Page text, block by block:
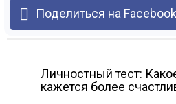
Поделиться на Facebook
Личностный тест:
кажется более